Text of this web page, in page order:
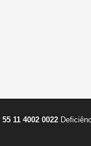
55 11 4002 0022